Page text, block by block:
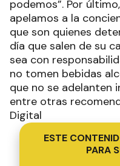
podemos”. Por
apelamos a la
que son quienes
día que salen de su
sea con
no tomen bebidas
que no se adelanten
entre otras
Digital
ESTE
PARA